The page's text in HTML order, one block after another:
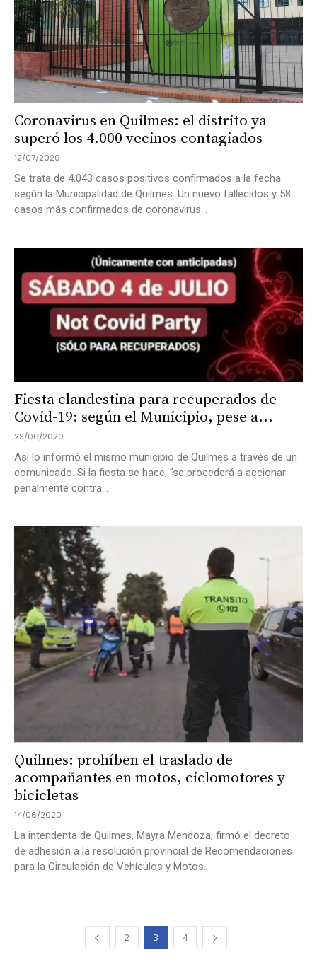
Coronavirus en Quilmes: el distrito ya
superó los 4.000 vecinos contagiados
12/07/2020
Se trata de 4.043 casos positivos confirmados a la fecha
según la Municipalidad de Quilmes. Un nuevo fallecidos y 58
casos más confirmados de coronavirus...
Fiesta clandestina para recuperados de
Covid-19: según el Municipio, pese a...
29/06/2020
Así lo informó el mismo municipio de Quilmes a través de un
comunicado. Si la fiesta se hace, "se procederá a accionar
penalmente contra...
Quilmes: prohíben el traslado de
acompañantes en motos, ciclomotores y
bicicletas
14/06/2020
La intendenta de Quilmes, Mayra Mendoza, firmó el decreto
de adhesión a la resolución provincial de Recomendaciones
para la Circulación de Vehículos y Motos...
2 3 4